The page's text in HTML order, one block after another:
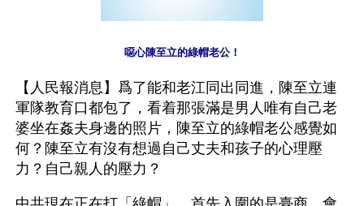
噁心陳至立的綠帽老公！
【人民報消息】爲了能和老江同出同進，陳至立連
軍隊教育口都包了，看着那張滿是男人唯有自己老
婆坐在姦夫身邊的照片，陳至立的綠帽老公感覺如
何？陳至立有沒有想過自己丈夫和孩子的心理壓
力？自己親人的壓力？